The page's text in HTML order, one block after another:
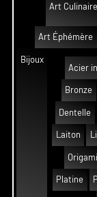
Art Culinaire
Art Éphémère
Bijoux
Acier
Bronze
Dentelle
Laiton
Origami
Platine